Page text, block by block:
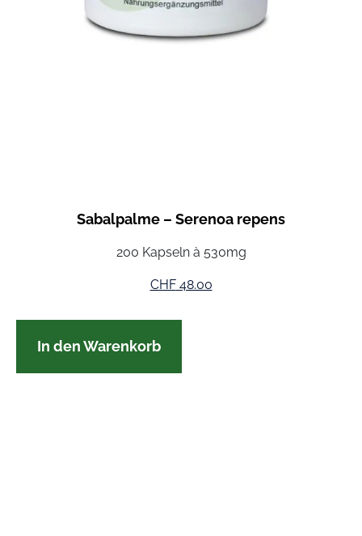
Sabalpalme – Serenoa repens
200 Kapseln à 530mg
CHF48.00
In den Warenkorb